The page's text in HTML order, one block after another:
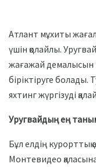
Атлант мұхиты
үшін қолайлы.
жағажай демалысын
біріктіруге
яхтинг жүргізуді
Уругвайдың ең
Бұл елдің
Монтевидео